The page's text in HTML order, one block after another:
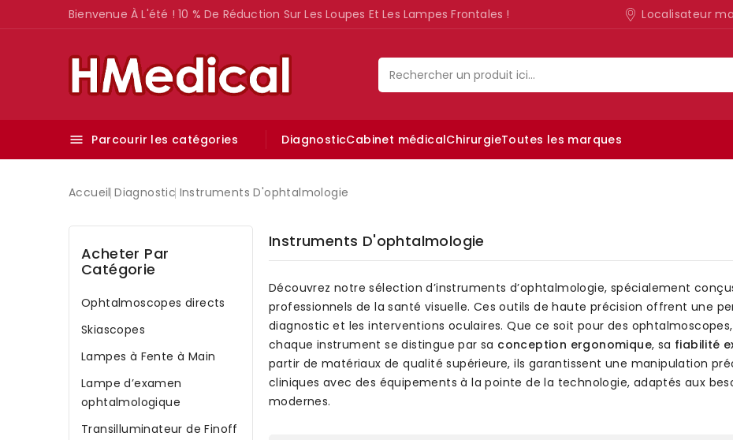
Bienvenue À L'été ! 10 % De Réduction Sur Les Loupes Et Les Lampes Frontales ! Localisateur
 Parcourir les catégories DiagnosticCabinet médicalChirurgieToutes les marques
Accueil Diagnostic Instruments D'ophtalmologie
Acheter Par
Catégorie
Ophtalmoscopes directs
Skiascopes
Lampes à Fente à Main
Lampe d’examen
ophtalmologique
Transilluminateur de Finoff
Instruments D'ophtalmologie
Découvrez notre sélection d’instruments d’ophtalmologie, spécialement
professionnels de la santé visuelle. Ces outils de haute précision offrent une
diagnostic et les interventions oculaires. Que ce soit pour des
chaque instrument se distingue par sa conception ergonomique, sa fiabilité
partir de matériaux de qualité supérieure, ils garantissent une manipulation
cliniques avec des équipements à la pointe de la technologie, adaptés aux
modernes.